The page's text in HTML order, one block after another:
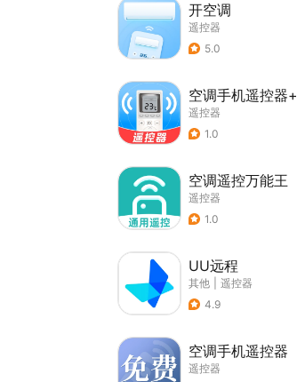
开空调
遥控器
5.0
空调手机遥控器+
遥控器
1.0
空调遥控万能王
遥控器
1.0
UU远程
其他
遥控器
4.9
空调手机遥控器
遥控器